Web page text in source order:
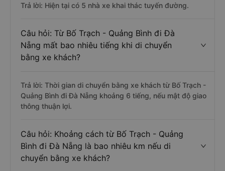
Trả lời: Hiện tại có 5 nhà xe khai thác tuyến đường.
Câu hỏi: Từ Bố Trạch - Quảng Bình đi Đà
Nẵng mất bao nhiêu tiếng khi di chuyển
bằng xe khách?
Trả lời: Thời gian di chuyển bằng xe khách từ Bố Trạch -
Quảng Bình đi Đà Nẵng khoảng 6 tiếng, nếu mật độ giao
thông thuận lợi.
Câu hỏi: Khoảng cách từ Bố Trạch - Quảng
Bình đi Đà Nẵng là bao nhiêu km nếu di
chuyển bằng xe khách?